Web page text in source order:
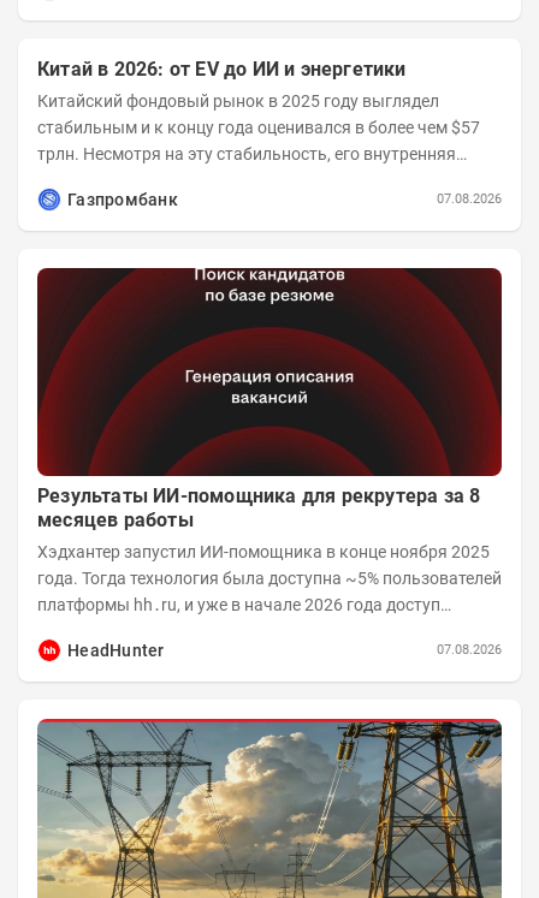
Китай в 2026: от EV до ИИ и энергетики
Китайский фондовый рынок в 2025 году выглядел
стабильным и к концу года оценивался в более чем $57
трлн. Несмотря на эту стабильность, его внутренняя
Газпромбанк
07.08.2026
Результаты ИИ-помощника для рекрутера за 8
месяцев работы
Хэдхантер запустил ИИ-помощника в конце ноября 2025
года. Тогда технология была доступна ~5% пользователей
платформы hh․ru, и уже в начале 2026 года доступ
HeadHunter
07.08.2026